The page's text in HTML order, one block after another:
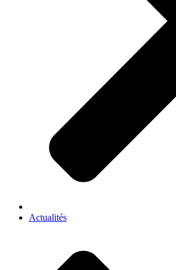
Actualités